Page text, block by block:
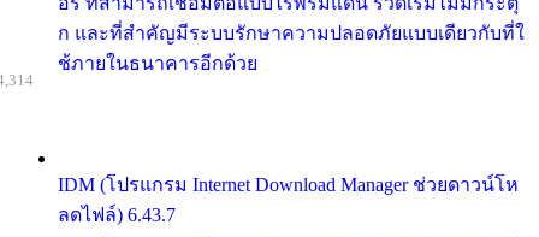
ก และที่สำคัญมีระบบรักษาความปลอดภัยแบบเดียวกับที่ใ
ช้ภายในธนาคารอีกด้วย
IDM (โปรแกรม Internet Download Manager ช่วยดาวน์โห
ลดไฟล์) 6.43.7